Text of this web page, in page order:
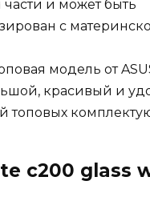
и может быть
с
модель от
красивый и
топовых
c200 glass